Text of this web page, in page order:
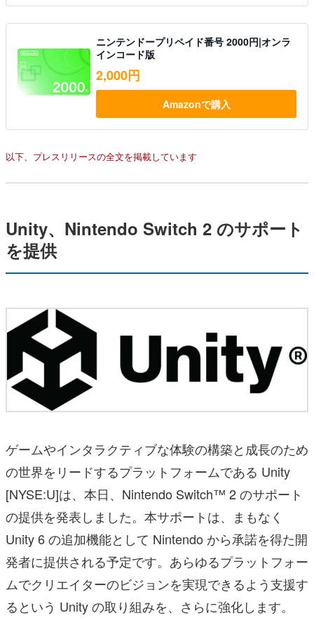
ニンテンドープリペイド番号 2000円|オンラ
インコード版
2,000円
Amazonで購入
以下、プレスリリースの全文を掲載しています
Unity、Nintendo Switch 2 のサポート
を提供
ゲームやインタラクティブな体験の構築と成長のため
の世界をリードするプラットフォームである Unity
[NYSE:U]は、本日、Nintendo Switch™ 2 のサポート
の提供を発表しました。本サポートは、まもなく
Unity 6 の追加機能として Nintendo から承諾を得た開
発者に提供される予定です。あらゆるプラットフォー
ムでクリエイターのビジョンを実現できるよう支援す
るという Unity の取り組みを、さらに強化します。